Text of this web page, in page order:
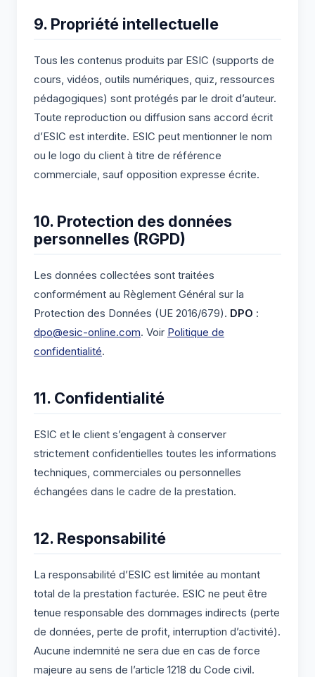
9. Propriété intellectuelle
Tous les contenus produits par ESIC (supports de
cours, vidéos, outils numériques, quiz, ressources
pédagogiques) sont protégés par le droit d’auteur.
Toute reproduction ou diffusion sans accord écrit
d’ESIC est interdite. ESIC peut mentionner le nom
ou le logo du client à titre de référence
commerciale, sauf opposition expresse écrite.
10. Protection des données
personnelles (RGPD)
Les données collectées sont traitées
conformément au Règlement Général sur la
Protection des Données (UE 2016/679). DPO :
dpo@esic-online.com. Voir Politique de
confidentialité.
11. Confidentialité
ESIC et le client s’engagent à conserver
strictement confidentielles toutes les informations
techniques, commerciales ou personnelles
échangées dans le cadre de la prestation.
12. Responsabilité
La responsabilité d’ESIC est limitée au montant
total de la prestation facturée. ESIC ne peut être
tenue responsable des dommages indirects (perte
de données, perte de profit, interruption d’activité).
Aucune indemnité ne sera due en cas de force
majeure au sens de l’article 1218 du Code civil.